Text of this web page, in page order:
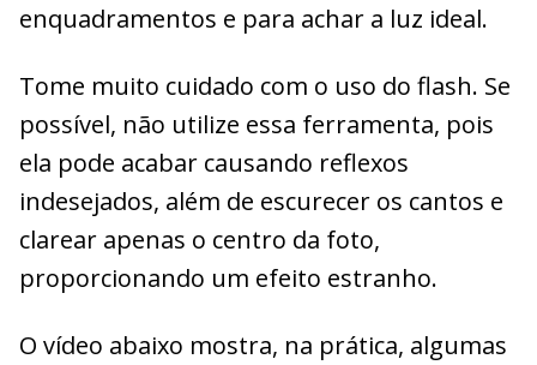
enquadramentos e para achar a luz ideal.
Tome muito cuidado com o uso do flash. Se
possível, não utilize essa ferramenta, pois
ela pode acabar causando reflexos
indesejados, além de escurecer os cantos e
clarear apenas o centro da foto,
proporcionando um efeito estranho.
O vídeo abaixo mostra, na prática, algumas